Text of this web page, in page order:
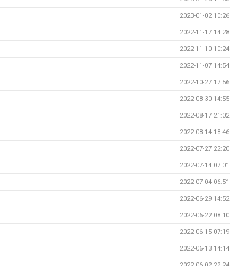
2023-01-02 10:26
2022-11-17 14:28
2022-11-10 10:24
2022-11-07 14:54
2022-10-27 17:56
2022-08-30 14:55
2022-08-17 21:02
2022-08-14 18:46
2022-07-27 22:20
2022-07-14 07:01
2022-07-04 06:51
2022-06-29 14:52
2022-06-22 08:10
2022-06-15 07:19
2022-06-13 14:14